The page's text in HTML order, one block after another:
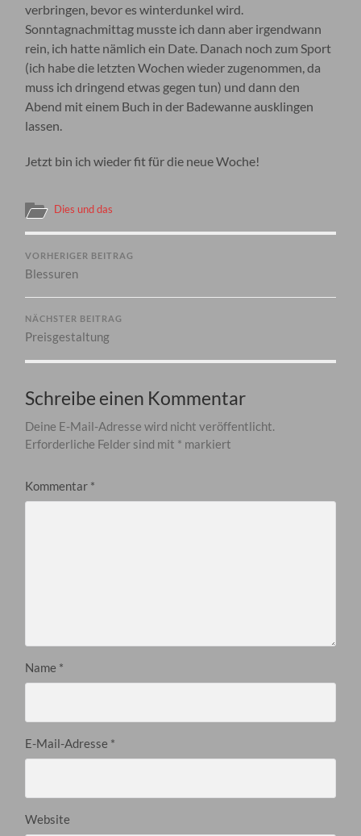
verbringen, bevor es winterdunkel wird.
Sonntagnachmittag musste ich dann aber irgendwann
rein, ich hatte nämlich ein Date. Danach noch zum Sport
(ich habe die letzten Wochen wieder zugenommen, da
muss ich dringend etwas gegen tun) und dann den
Abend mit einem Buch in der Badewanne ausklingen
lassen.
Jetzt bin ich wieder fit für die neue Woche!
Dies und das
VORHERIGER BEITRAG
Blessuren
NÄCHSTER BEITRAG
Preisgestaltung
Schreibe einen Kommentar
Deine E-Mail-Adresse wird nicht veröffentlicht.
Erforderliche Felder sind mit * markiert
Kommentar *
Name *
E-Mail-Adresse *
Website